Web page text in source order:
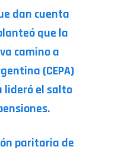
dan cuenta
que la
camino a
(CEPA)
lideró el salto
paritaria de